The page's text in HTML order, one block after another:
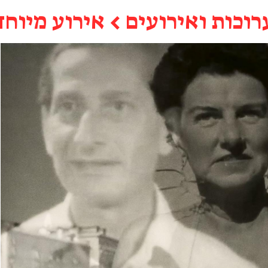
ואירועים ← אירוע